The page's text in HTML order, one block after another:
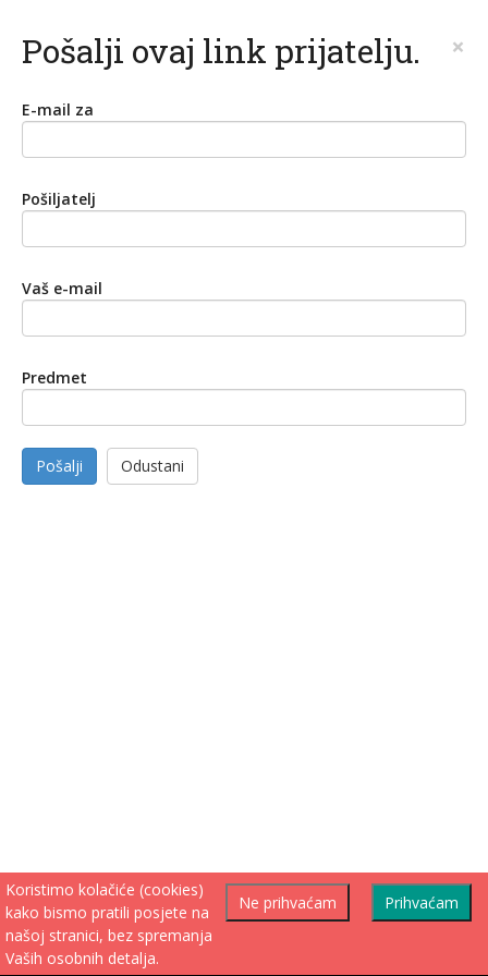
Pošalji ovaj link prijatelju. ×
E-mail za
Pošiljatelj
Vaš e-mail
Predmet
Pošalji Odustani
Prihvaćam
Ne prihvaćam
Koristimo kolačiće (cookies)
kako bismo pratili posjete na
našoj stranici, bez spremanja
Vaših osobnih detalja.